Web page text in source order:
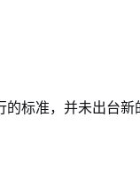
标准，并未出台